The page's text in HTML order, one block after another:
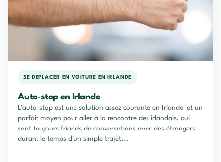
SE DÉPLACER EN VOITURE EN IRLANDE
Auto-stop en Irlande
L'auto-stop est une solution assez courante en Irlande, et un
parfait moyen pour aller à la rencontre des irlandais, qui
sont toujours friands de conversations avec des étrangers
durant le temps d'un simple trajet...